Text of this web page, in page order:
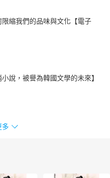
縮我們的品味與文化【電子
說，被譽為韓國文學的未來】
多